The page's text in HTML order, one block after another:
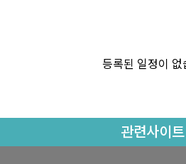
등록된 일정이 없
관련사이트